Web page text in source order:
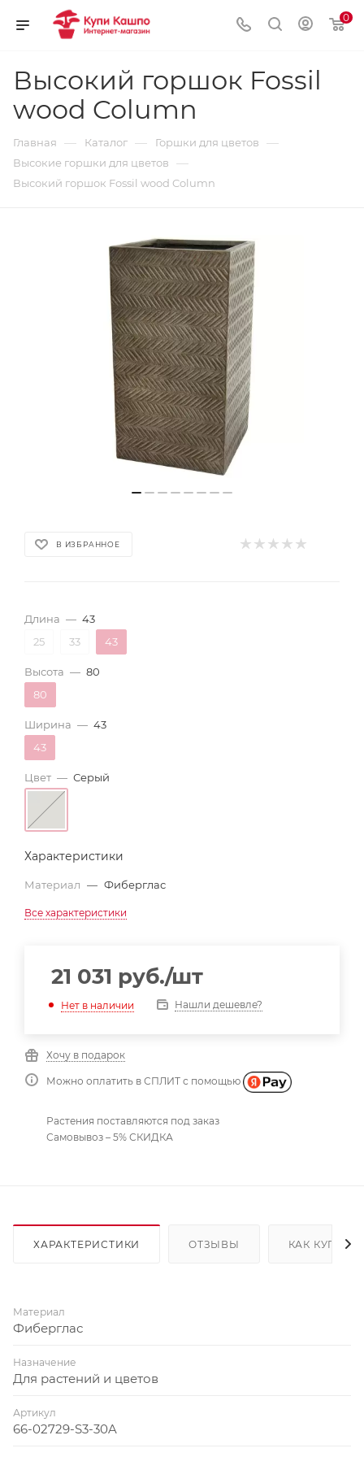
0
Высокий горшок Fossil
wood Column
Главная — Каталог — Горшки для цветов —
Высокие горшки для цветов —
Высокий горшок Fossil wood Column
В ИЗБРАННОЕ
Длина — 43
25
33 43
Высота — 80
80
Ширина — 43
43
Цвет — Серый
Характеристики
Материал — Фиберглас
Все характеристики
21 031 руб./шт
Нет в наличии Нашли дешевле?
Хочу в подарок
Можно оплатить в СПЛИТ с помощью
Растения поставляются под заказ
Самовывоз – 5% СКИДКА
ХАРАКТЕРИСТИКИ ОТЗЫВЫ КАК КУПИТЬ
Материал
Фиберглас
Назначение
Для растений и цветов
Артикул
66-02729-S3-30A